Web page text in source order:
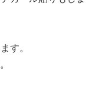
す。